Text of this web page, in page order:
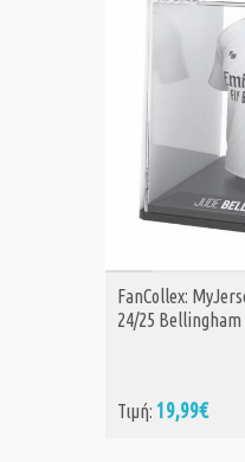
ΑΓΟΡΑ
FanCollex:
24/25 Bellingham
Τιμή: 19,99€